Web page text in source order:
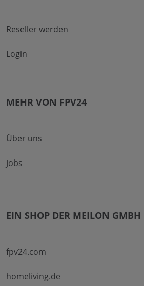
Reseller werden
Login
MEHR VON FPV24
Über uns
Jobs
EIN SHOP DER MEILON GMBH
fpv24.com
homeliving.de